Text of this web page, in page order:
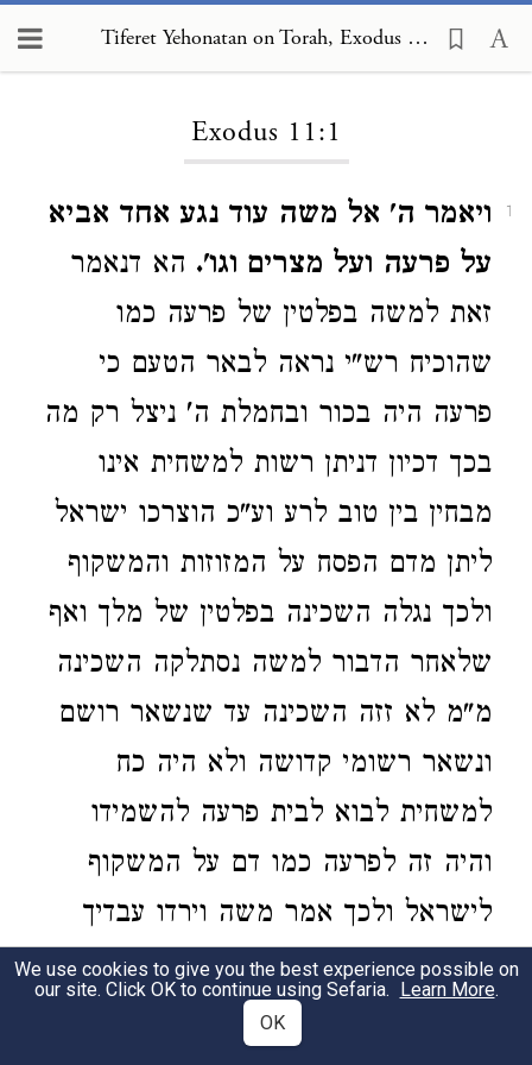
Tiferet Yehonatan on Torah, Exodus 11:1
Exodus 11:1
1
ויאמר ה' אל משה עוד נגע אחד אביא
על פרעה ועל מצרים וגו'. הא דנאמר
זאת למשה בפלטין של פרעה כמו
שהוכיח רש"י נראה לבאר הטעם כי
פרעה היה בכור ובחמלת ה' ניצל רק מה
בכך דכיון דניתן רשות למשחית אינו
מבחין בין טוב לרע וע"כ הוצרכו ישראל
ליתן מדם הפסח על המזוזות והמשקוף
ולכך נגלה השכינה בפלטין של מלך ואף
שלאחר הדבור למשה נסתלקה השכינה
מ"מ לא זזה השכינה עד שנשאר רושם
ונשאר רשומי קדושה ולא היה כח
למשחית לבוא לבית פרעה להשמידו
והיה זה לפרעה כמו דם על המשקוף
לישראל ולכך אמר משה וירדו עבדיך
אלה אלי ולא פרעה בעצמו כי לא רצה
משה שפרעה ילך חוץ לחדרו ופלטין שלו
We use cookies to give you the best experience possible on
our site. Click OK to continue using Sefaria. Learn More.
OK